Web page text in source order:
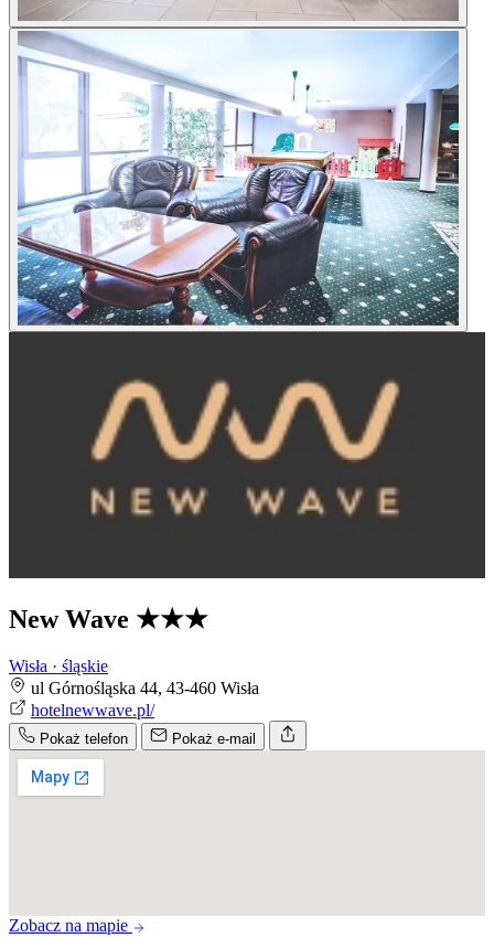
New Wave ★★★
Wisła · śląskie
ul Górnośląska 44, 43-460 Wisła
hotelnewwave.pl/
Pokaż telefon Pokaż e-mail
Zobacz na mapie